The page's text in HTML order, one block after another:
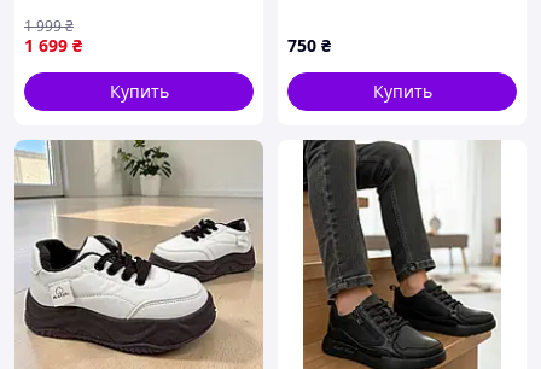
1 699 ₴
1 999₴
Купить
сиреневым
750 ₴
Купить